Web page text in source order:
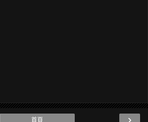
首頁